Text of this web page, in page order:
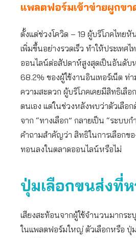
แพลตฟอร์มเข้าข่ายผูกขา
ตั้งแต่ช่วงโควิด – 19 ผู้บริโภคไทย
เพิ่มขึ้นอย่างรวดเร็ว ทำให้ประเทศ
ออนไลน์ต่อสัปดาห์สูงสุดเป็นอันดับ
68.2% ของผู้ใช้งานอินเทอร์เน็ต
ความสะดวก ผู้บริโภคเคยมีสิทธิเลื
ตนเอง แต่ในช่วงหลังพบว่าตัวเลือ
จาก “ทางเลือก” กลายเป็น “ระบบ
คำถามสำคัญว่า สิทธิในการเลือกข
ทอนลงในตลาดออนไลน์หรือไม่
ปุ่มเลือกขนส่งที่
เสียงสะท้อนจากผู้ใช้จำนวนมากระ
ในแพลตฟอร์มใหญ่ ตัวเลือกหรือ ปุ่